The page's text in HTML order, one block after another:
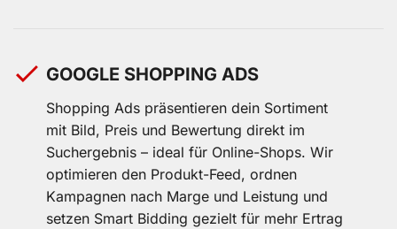
GOOGLE SHOPPING ADS
Shopping Ads präsentieren dein Sortiment
mit Bild, Preis und Bewertung direkt im
Suchergebnis – ideal für Online-Shops. Wir
optimieren den Produkt-Feed, ordnen
Kampagnen nach Marge und Leistung und
setzen Smart Bidding gezielt für mehr Ertrag